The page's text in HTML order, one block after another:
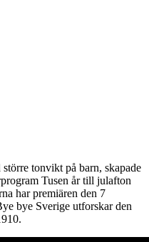
tonvikt på barn, skapade
Tusen år till julafton
har premiären den 7
bye Sverige utforskar den